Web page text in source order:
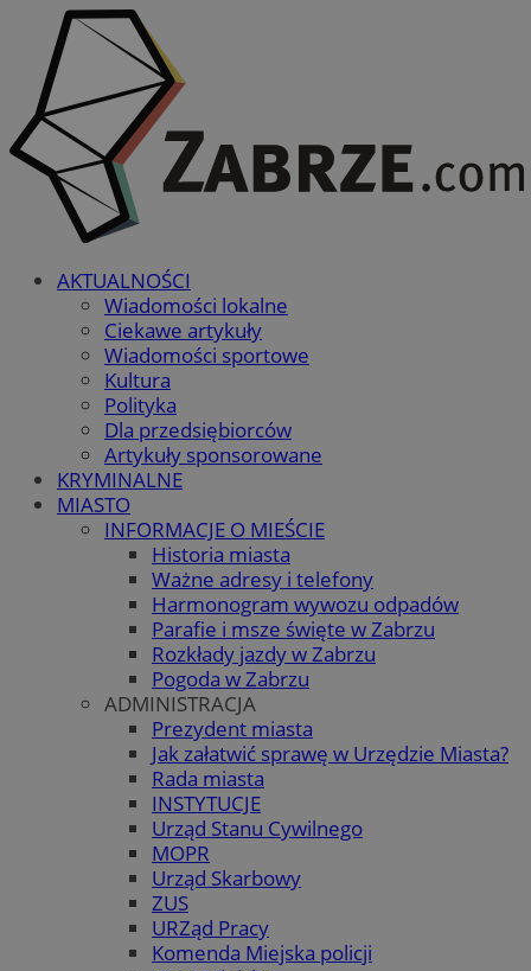
AKTUALNOŚCI
Wiadomości lokalne
Ciekawe artykuły
Wiadomości sportowe
Kultura
Polityka
Dla przedsiębiorców
Artykuły sponsorowane
KRYMINALNE
MIASTO
INFORMACJE O MIEŚCIE
Historia miasta
Ważne adresy i telefony
Harmonogram wywozu odpadów
Parafie i msze święte w Zabrzu
Rozkłady jazdy w Zabrzu
Pogoda w Zabrzu
ADMINISTRACJA
Prezydent miasta
Jak załatwić sprawę w Urzędzie Miasta?
Rada miasta
INSTYTUCJE
Urząd Stanu Cywilnego
MOPR
Urząd Skarbowy
ZUS
URZąd Pracy
Komenda Miejska policji